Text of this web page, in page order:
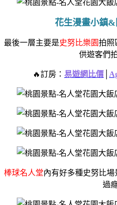
花生漫畫小鎮
最後一層主要是史努比樂園拍照
供遊客們
🔥訂房： 易遊網比價
棒球名人堂內有好多種史努比場
過